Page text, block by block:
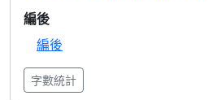
編後
編後
字數統計